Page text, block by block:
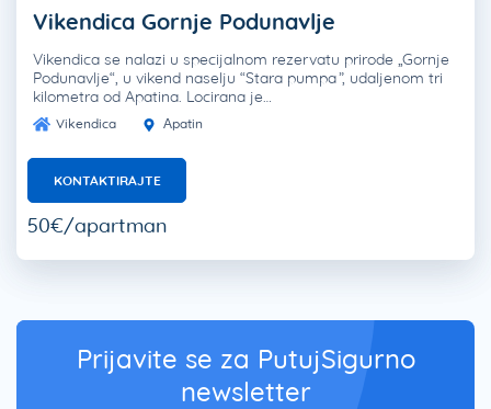
Vikendica Gornje Podunavlje
Vikendica se nalazi u specijalnom rezervatu prirode „Gornje
Podunavlje“, u vikend naselju “Stara pumpa”, udaljenom tri
kilometra od Apatina. Locirana je…
Vikendica Apatin
KONTAKTIRAJTE
50€/apartman
Prijavite se za PutujSigurno
newsletter